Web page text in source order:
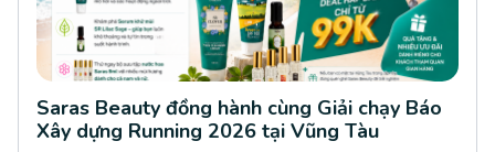
Saras Beauty đồng hành cùng Giải chạy Báo
Xây dựng Running 2026 tại Vũng Tàu